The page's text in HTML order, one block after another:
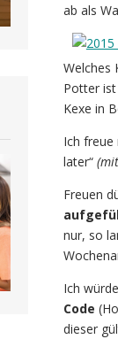
ab als
Welches
Potter
Kexe in
Ich freue
later“
Freuen
nur, so
Ich
Code
dieser